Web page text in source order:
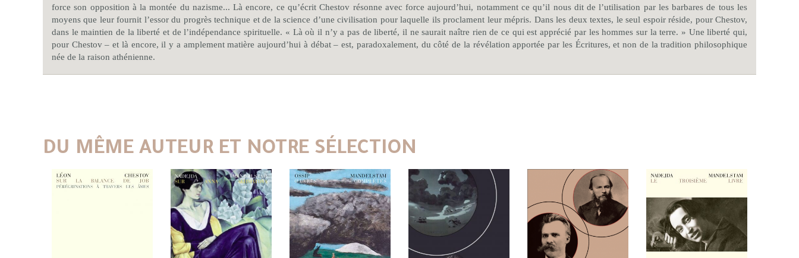
force son opposition à la montée du nazisme... Là encore, ce qu’écrit Chestov résonne avec force aujourd’hui, notamment ce qu’il nous dit de l’utilisation par les barbares de tous les
moyens que leur fournit l’essor du progrès technique et de la science d’une civilisation pour laquelle ils proclament leur mépris. Dans les deux textes, le seul espoir réside, pour Chestov,
dans le maintien de la liberté et de l’indépendance spirituelle. « Là où il n’y a pas de liberté, il ne saurait naître rien de ce qui est apprécié par les hommes sur la terre. » Une liberté qui,
pour Chestov – et là encore, il y a amplement matière aujourd’hui à débat – est, paradoxalement, du côté de la révélation apportée par les Écritures, et non de la tradition philosophique
née de la raison athénienne.
DU MÊME AUTEUR ET NOTRE SÉLECTION